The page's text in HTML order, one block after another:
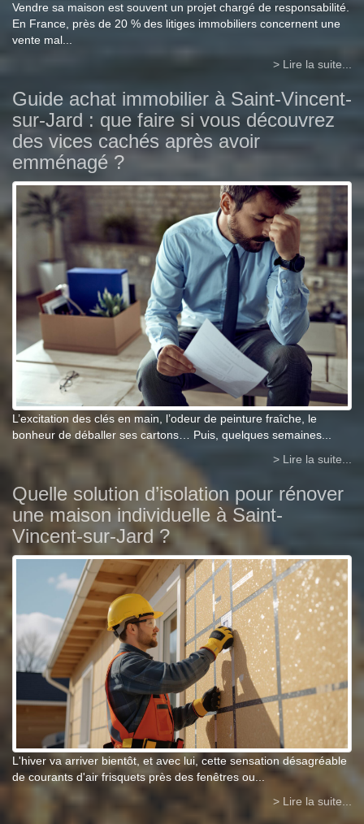
Vendre sa maison est souvent un projet chargé de responsabilité.
En France, près de 20 % des litiges immobiliers concernent une
vente mal...
> Lire la suite...
Guide achat immobilier à Saint-Vincent-
sur-Jard : que faire si vous découvrez
des vices cachés après avoir
emménagé ?
L’excitation des clés en main, l’odeur de peinture fraîche, le
bonheur de déballer ses cartons… Puis, quelques semaines...
> Lire la suite...
Quelle solution d’isolation pour rénover
une maison individuelle à Saint-
Vincent-sur-Jard ?
L'hiver va arriver bientôt, et avec lui, cette sensation désagréable
de courants d'air frisquets près des fenêtres ou...
> Lire la suite...